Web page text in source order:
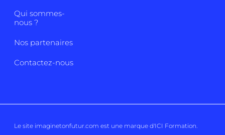
Qui sommes-
nous ?
Nos partenaires
Contactez-nous
Le site imaginetonfutur.com est une marque d'ICI Formation.